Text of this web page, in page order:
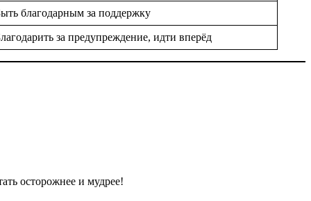
благодарным за поддержку
за предупреждение, идти вперёд
осторожнее и мудрее!